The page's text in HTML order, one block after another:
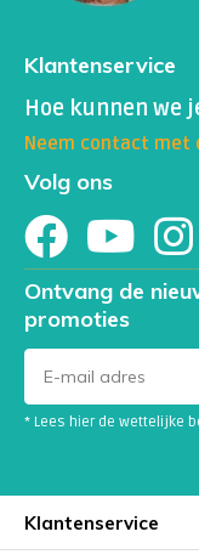
Klantenservice
Hoe kunnen we
Neem contact met
Volg ons
Ontvang de
promoties
* Lees hier de wettelijke
Klantenservice